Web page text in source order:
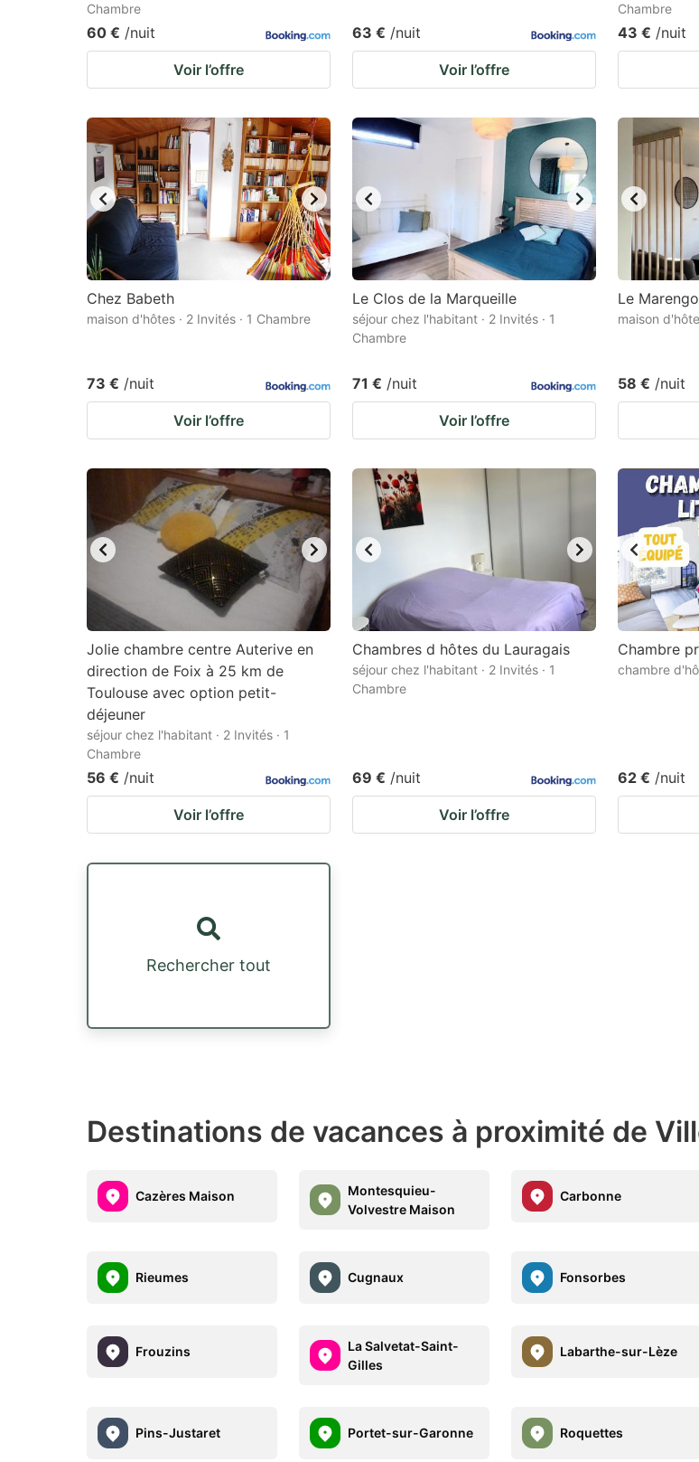
Chambre
60 € /nuit
Voir l’offre
63 € /nuit
Voir l’offre
Chambre
43 € /nuit
Chez Babeth
maison d'hôtes · 2 Invités · 1 Chambre
73 € /nuit
Voir l’offre
Le Clos de la Marqueille
séjour chez l'habitant · 2 Invités · 1
Chambre
71 € /nuit
Voir l’offre
Le Marengo
maison
58 € /nuit
Jolie chambre centre Auterive en
direction de Foix à 25 km de
Toulouse avec option petit-
déjeuner
séjour chez l'habitant · 2 Invités · 1
Chambre
56 € /nuit
Voir l’offre
Chambres d hôtes du Lauragais
séjour chez l'habitant · 2 Invités · 1
Chambre
69 € /nuit
Voir l’offre
Chambre
chambre
62 € /nuit
Rechercher tout
Destinations de vacances à proximité de
Cazères Maison
Montesquieu-
Volvestre Maison
Carbonne
Rieumes Cugnaux Fonsorbes
Frouzins
La Salvetat-Saint-
Gilles
Labarthe-sur-Lèze
Pins-Justaret Portet-sur-Garonne Roquettes